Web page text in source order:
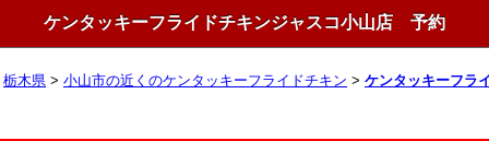
ケンタッキーフライドチキンジャスコ小山店 予約
栃木県 > 小山市の近くのケンタッキーフライドチキン > ケンタッキーフラ